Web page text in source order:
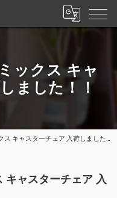
ックス キャ
ました！！
ス キャスターチェア 入荷しました！！
キャスターチェア 入